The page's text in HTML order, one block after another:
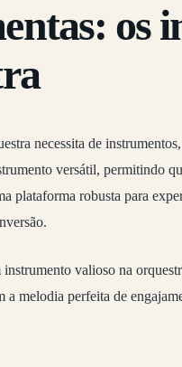
os
necessita de
versátil, permitindo
plataforma robusta para
valioso na
a melodia perfeita de